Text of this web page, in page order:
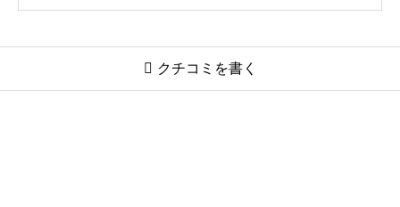
 クチコミを書く